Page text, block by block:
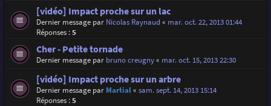
[vidéo] Impact proche sur un lac
Dernier message par Nicolas Raynaud« mar. oct. 22, 2013 01:44
Réponses :5
Cher - Petite tornade
Dernier message par bruno creugny« mar. oct. 15, 2013 22:30
[vidéo] Impact proche sur un arbre
Dernier message par Martial« sam. sept. 14, 2013 15:14
Réponses :5